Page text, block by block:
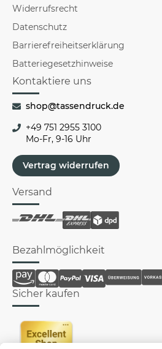
Widerrufsrecht
Datenschutz
Barrierefreiheitserklärung
Batteriegesetzhinweise
Kontaktiere uns
shop@tassendruck.de
+49 751 2955 3100
Mo-Fr, 9-16 Uhr
Vertrag widerrufen
Versand
Bezahlmöglichkeit
Sicher kaufen